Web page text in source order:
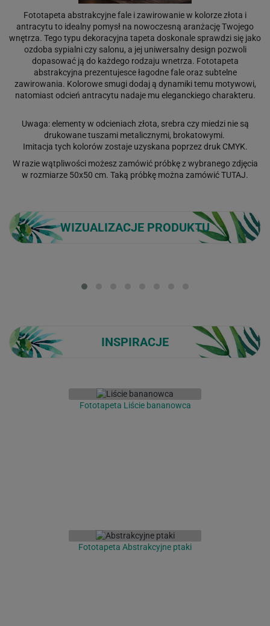
Fototapeta abstrakcyjne fale i zawirowanie w kolorze złota i
antracytu to idealny pomysł na nowoczesną aranżację Twojego
wnętrza. Tego typu dekoracyjna tapeta doskonale sprawdzi się jako
ozdoba sypialni czy salonu, a jej uniwersalny design pozwoli
dopasować ją do każdego rodzaju wnetrza. Fototapeta
abstrakcyjna prezentujesce łagodne fale oraz subtelne
zawirowania. Kolorowe smugi dodaj ą dynamiki temu motywowi,
natomiast odcień antracytu nadaje mu eleganckiego charakteru.
Uwaga: elementy w odcieniach złota, srebra czy miedzi nie są
drukowane tuszami metalicznymi, brokatowymi.
Imitacja tych kolorów zostaje uzyskana poprzez druk CMYK.
W razie wątpliwości możesz zamówić próbkę z wybranego zdjęcia
w rozmiarze 50x50 cm. Taką próbkę można zamówićTUTAJ.
WIZUALIZACJE PRODUKTU
INSPIRACJE
Fototapeta Liście bananowca
Fototapeta Abstrakcyjne ptaki